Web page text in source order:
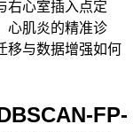
右心室插入点定
心肌炎的精准诊
移与数据增强如何
FP-